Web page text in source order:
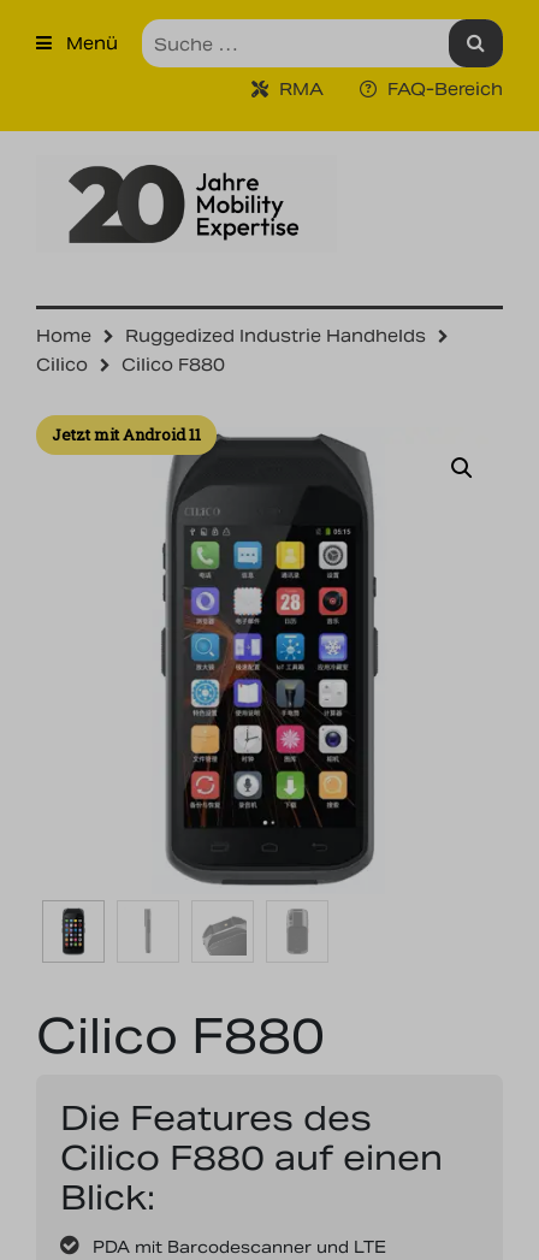
×
Robuste Industrie-Tablet PCs
Ruggedized Industrie
Handhelds
Tragbare Barcodescanner
Unsere Leistungen
Menü
RMA FAQ-Bereich
Home
Ruggedized Industrie Handhelds
Cilico
Cilico F880
Jetzt mit Android 11
Cilico F880
Die Features des
Cilico F880 auf einen
Blick:
PDA mit Barcodescanner und LTE